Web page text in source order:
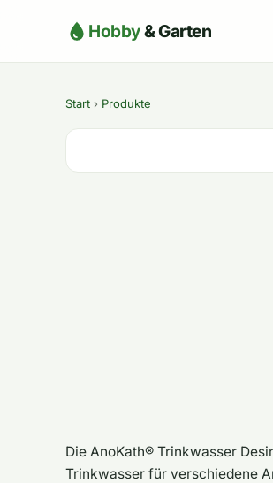
Hobby& Garten
Start › Produkte
Die AnoKath® Trinkwasser
Trinkwasser für verschiedene